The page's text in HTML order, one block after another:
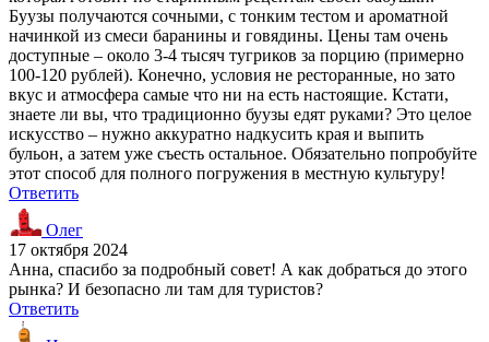
Буузы получаются сочными, с тонким тестом и ароматной
начинкой из смеси баранины и говядины. Цены там очень
доступные – около 3-4 тысяч тугриков за порцию (примерно
100-120 рублей). Конечно, условия не ресторанные, но зато
вкус и атмосфера самые что ни на есть настоящие. Кстати,
знаете ли вы, что традиционно буузы едят руками? Это целое
искусство – нужно аккуратно надкусить края и выпить
бульон, а затем уже съесть остальное. Обязательно попробуйте
этот способ для полного погружения в местную культуру!
Ответить
Олег
17 октября 2024
Анна, спасибо за подробный совет! А как добраться до этого
рынка? И безопасно ли там для туристов?
Ответить